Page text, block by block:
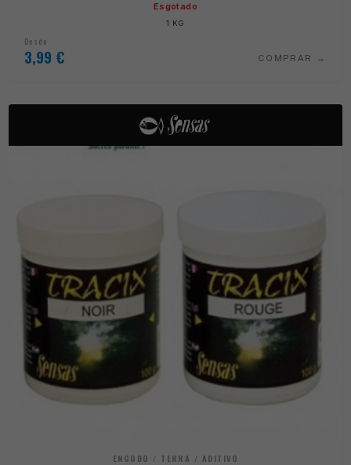
Esgotado
1 KG
Desde
3,99 € COMPRAR
ENGODO / TERRA / ADITIVO